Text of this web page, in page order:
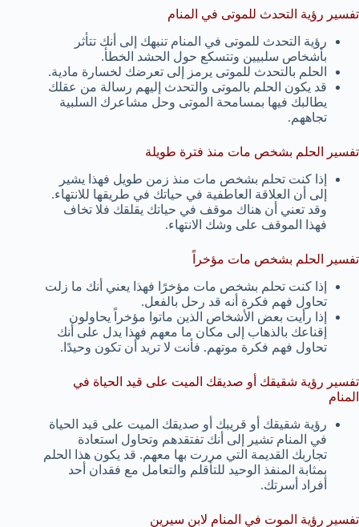
تفسير رؤية التحدث للموتى في المنام
رؤية التحدث للموتى في المنام تنبهك إلى أنك تتأثر
بأشخاص سلبيين وتتسكع حول الحشد الخطأ.
الحلم بالتحدث للموتى يرمز إلى تعرضك لخسارة مادية.
قد يكون الحلم بالموتى والتحدث إليهم رسالة من عقلك
يطالبك فيها بمسامحة الموتى وحل مشاعرك السلبية
تجاههم.
تفسير الحلم بشخص مات منذ فترة طويلة
إذا كنت تحلم بشخص مات منذ زمن طويل فهذا يشير
إلى أن العلاقة العاطفية في حياتك في طريقها للانتهاء.
وقد تعني أن هناك موقف في حياتك يقلقك فلا تخاف
فهذا الموقف على وشك الانتهاء.
تفسير الحلم بشخص مات مؤخراً
إذا كنت تحلم بشخص مات مؤخرًا فهذا يعني أنك ما زلت
تحاول فهم فكرة أنه قد رحل بالفعل.
إذا رأيت بعض الأشخاص الذين ماتوا مؤخراً يحاولون
إقناعك بالذهاب إلى مكان ما معهم فهذا يدل على أنك
تحاول فهم فكرة موتهم. فأنت لا تريد أن تكون وحيدًا.
تفسير رؤية شقيقك أو صديقك الميت على قيد الحياة في
المنام
رؤية شقيقك أو قريبك أو صديقك الميت على قيد الحياة
في المنام تشير إلى أنك تفتقدهم وتحاول استعادة
تجاربك القديمة التي مررت بها معهم. قد يكون هذا الحلم
بمثابة المنفذ الوحيد للتأقلم والتعامل مع فقدان أحد
أفراد أسرتك.
تفسير رؤية الموت في المنام لابن سيرين